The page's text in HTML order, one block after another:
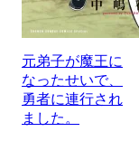
元弟子が魔王に
なったせいで、
勇者に連行され
ました。